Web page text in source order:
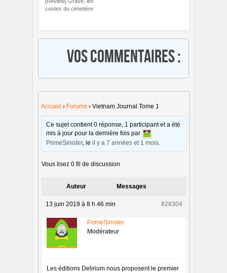
contes du cimetière
Vos commentaires :
Accueil › Forums › Vietnam Journal Tome 1
Ce sujet contient 0 réponse, 1 participant et a été
mis à jour pour la dernière fois par
PrimeSinister, leil y a 7 années et 1 mois
Vous lisez 0 fil de discussion
Auteur Messages
13 juin 2019 à 8 h 46 min #28304
PrimeSinister
Modérateur
Les éditions Delirium nous proposent le premier